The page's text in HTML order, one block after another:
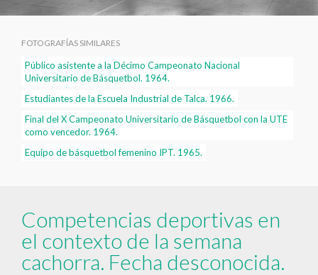
FOTOGRAFÍAS SIMILARES
Público asistente a la Décimo Campeonato Nacional
Universitario de Básquetbol. 1964.
Estudiantes de la Escuela Industrial de Talca. 1966.
Final del X Campeonato Universitario de Básquetbol con la UTE
como vencedor. 1964.
Equipo de básquetbol femenino IPT. 1965.
Competencias deportivas en
el contexto de la semana
cachorra. Fecha desconocida.